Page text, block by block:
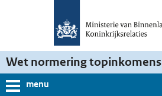
Wet normering topinkomens
menu